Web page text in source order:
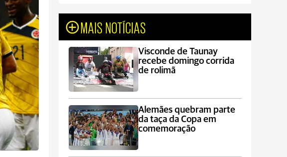
MAIS NOTÍCIAS
Visconde de Taunay
recebe domingo corrida
de rolimã
Alemães quebram parte
da taça da Copa em
comemoração